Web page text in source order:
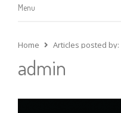
Menu
Menu
Home Articles posted by:
admin